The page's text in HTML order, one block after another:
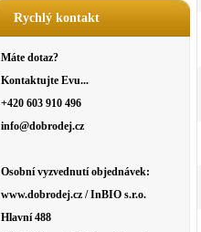
Rychlý kontakt
Máte dotaz?
Kontaktujte Evu...
+420 603 910 496
info@dobrodej.cz
Osobní vyzvednutí objednávek:
www.dobrodej.cz / InBIO s.r.o.
Hlavní 488